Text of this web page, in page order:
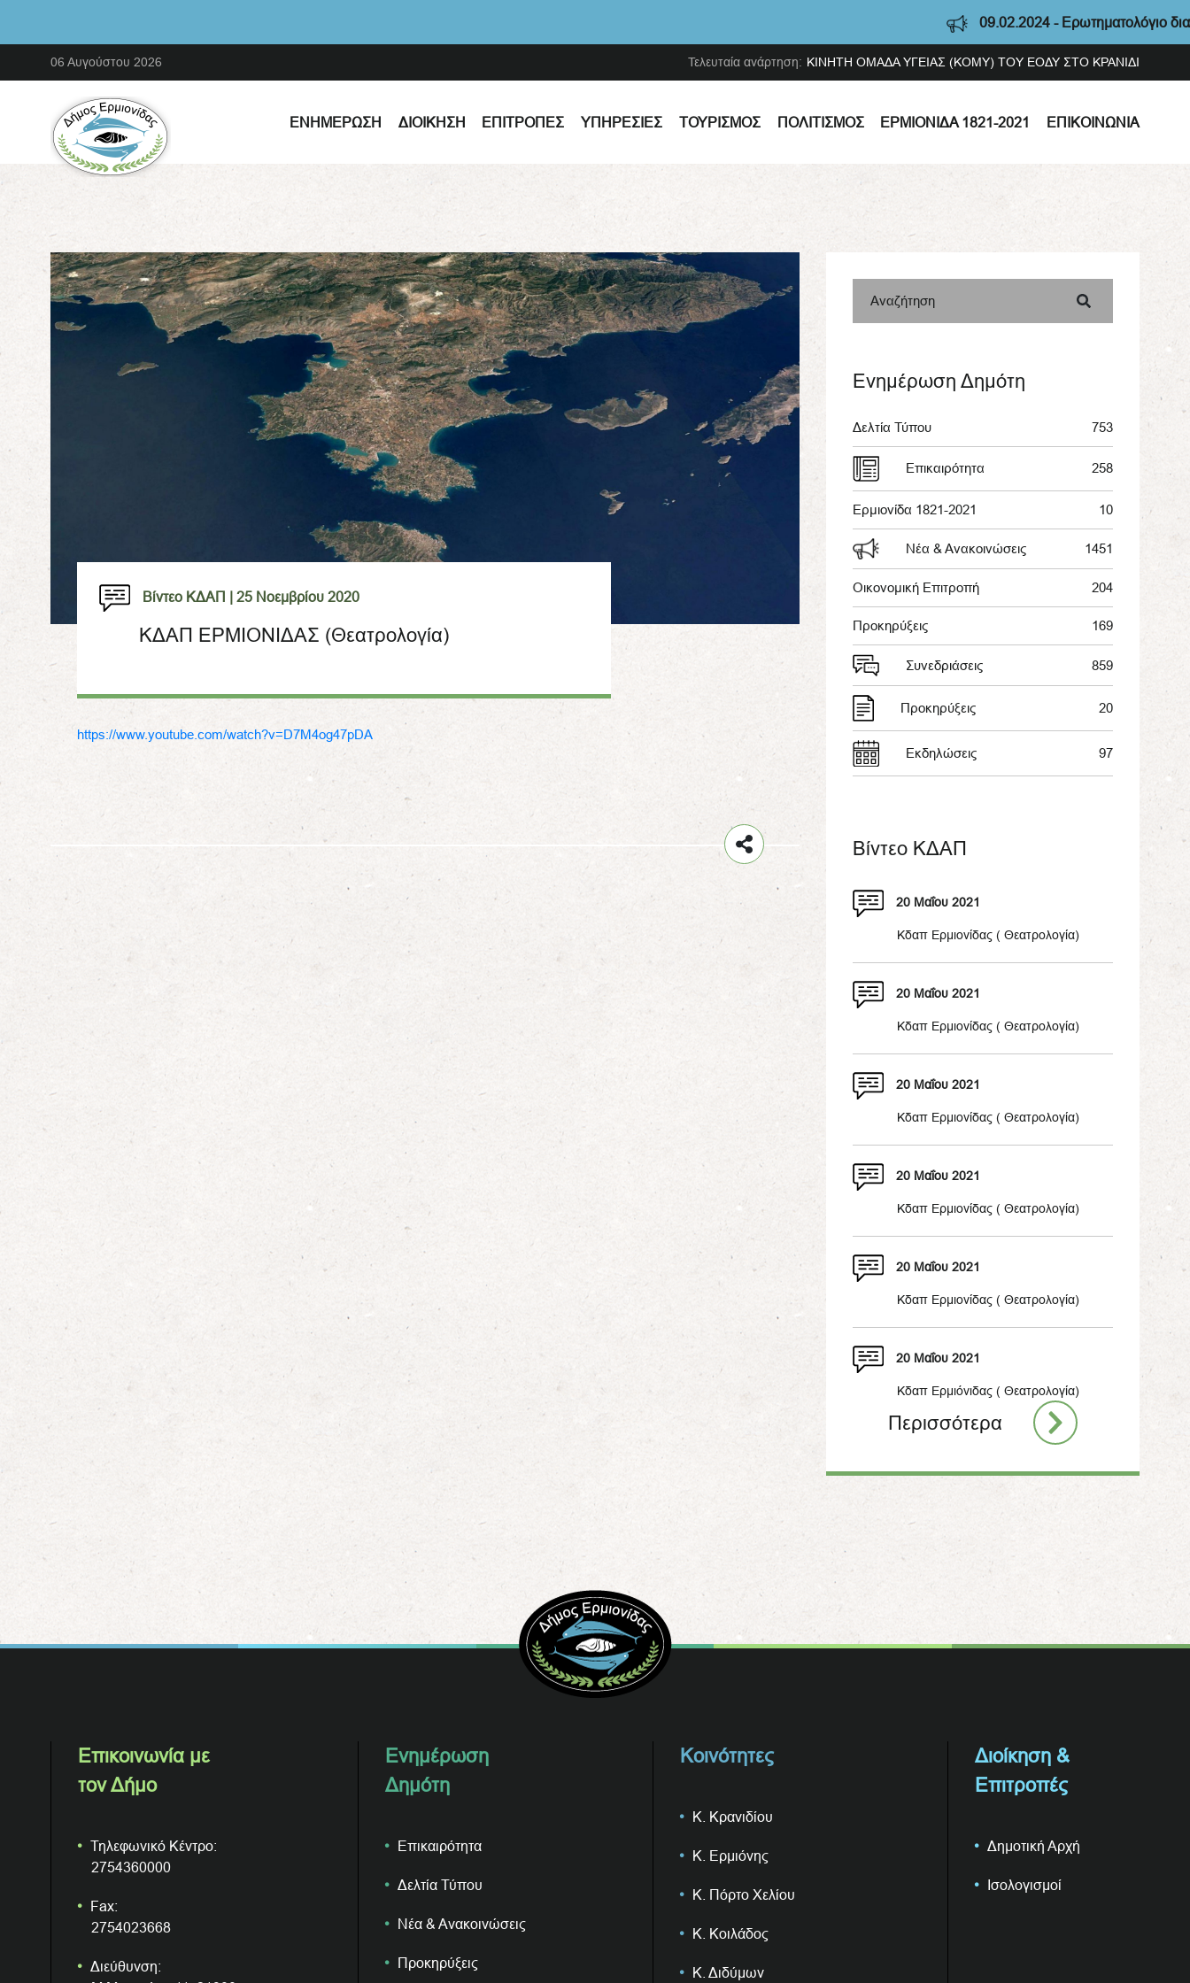
09.02.2024 - Ερωτηματολόγιο
06 Αυγούστου 2026 Τελευταία ανάρτηση: ΚΙΝΗΤΗ ΟΜΑΔΑ ΥΓΕΙΑΣ (ΚΟΜΥ) ΤΟΥ ΕΟΔΥ ΣΤΟ ΚΡΑΝΙΔΙ
ΕΝΗΜΈΡΩΣΗ ΔΙΟΊΚΗΣΗ ΕΠΙΤΡΟΠΈΣ ΥΠΗΡΕΣΊΕΣ ΤΟΥΡΙΣΜΌΣ ΠΟΛΙΤΙΣΜΌΣ ΕΡΜΙΟΝΊΔΑ 1821-2021 ΕΠΙΚΟΙΝΩΝΊΑ
Βίντεο ΚΔΑΠ | 25 Νοεμβρίου 2020
ΚΔΑΠ ΕΡΜΙΟΝΙΔΑΣ (Θεατρολογία)
https://www.youtube.com/watch?v=D7M4og47pDA
Αναζήτηση
Ενημέρωση Δημότη
Δελτία Τύπου 753
Επικαιρότητα 258
Ερμιονίδα 1821-2021 10
Νέα & Ανακοινώσεις 1451
Οικονομική Επιτροπή 204
Προκηρύξεις 169
Συνεδριάσεις 859
Προκηρύξεις 20
Εκδηλώσεις 97
Βίντεο ΚΔΑΠ
20 Μαΐου 2021
Κδαπ Ερμιονίδας ( Θεατρολογία)
20 Μαΐου 2021
Κδαπ Ερμιονίδας ( Θεατρολογία)
20 Μαΐου 2021
Κδαπ Ερμιονίδας ( Θεατρολογία)
20 Μαΐου 2021
Kδαπ Ερμιονίδας ( Θεατρολογία)
20 Μαΐου 2021
Κδαπ Ερμιονίδας ( Θεατρολογία)
20 Μαΐου 2021
Κδαπ Ερμιόνιδας ( Θεατρολογία)
Περισσότερα
Επικοινωνία με
τον Δήμο
Τηλεφωνικό Κέντρο:
2754360000
Fax:
2754023668
Διεύθυνση:
Ενημέρωση
Δημότη
Επικαιρότητα
Δελτία Τύπου
Νέα & Ανακοινώσεις
Προκηρύξεις
Κοινότητες
Κ. Κρανιδίου
Κ. Ερμιόνης
Κ. Πόρτο Χελίου
Κ. Κοιλάδος
Κ. Διδύμων
Διοίκηση &
Επιτροπές
Δημοτική Αρχή
Ισολογισμοί